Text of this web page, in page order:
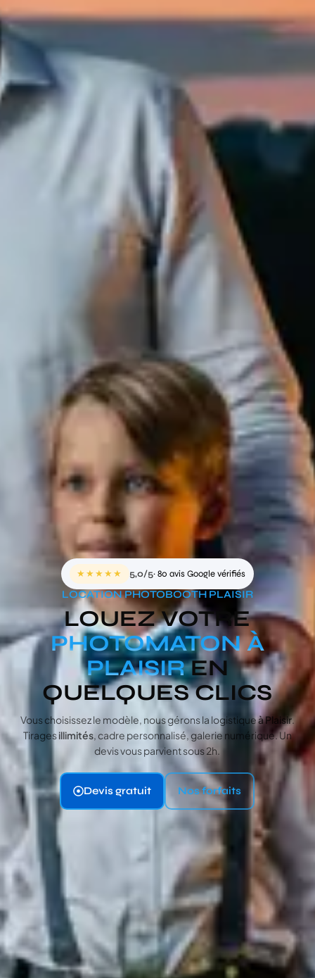
★★★★★ 5,0/5· 80 avis Google vérifiés
LOCATION PHOTOBOOTH PLAISIR
LOUEZ VOTRE
PHOTOMATON À
PLAISIREN
QUELQUES CLICS
Vous choisissez le modèle, nous gérons la logistiqueà Plaisir.
Tiragesillimités, cadre personnalisé, galerie numérique. Un
devis vous parvient sous 2h.
Devis gratuit Nos forfaits